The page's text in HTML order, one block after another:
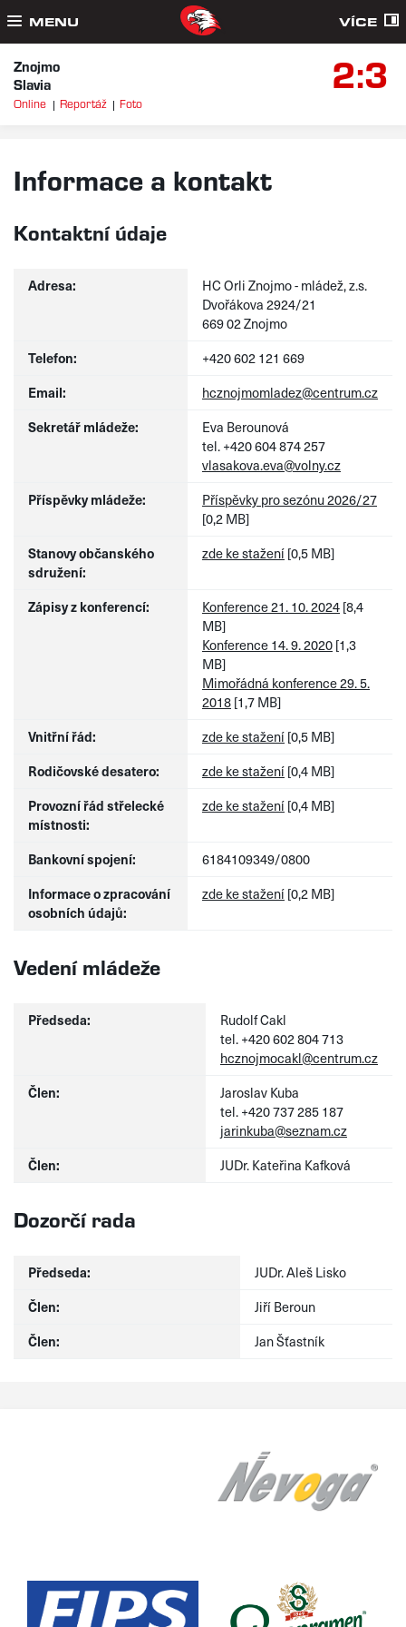
MENU VÍCE
Znojmo
Slavia
2:3
Online Reportáž Foto
Informace a kontakt
Kontaktní údaje
Adresa:
HC Orli Znojmo - mládež, z.s.
Dvořákova 2924/21
669 02 Znojmo
Telefon:
+420 602 121 669
Email:
hcznojmomladez@centrum.cz
Sekretář mládeže:
Eva Berounová
tel. +420 604 874 257
vlasakova.eva@volny.cz
Příspěvky mládeže:
Příspěvky pro sezónu 2026/27
[0,2 MB]
Stanovy občanského
sdružení:
zde ke stažení[0,5 MB]
Zápisy z konferencí: Konference 21. 10. 2024[8,4
MB]
Konference 14. 9. 2020[1,3
MB]
Mimořádná konference 29. 5.
2018[1,7 MB]
Vnitřní řád:
zde ke stažení[0,5 MB]
Rodičovské desatero:
zde ke stažení[0,4 MB]
Provozní řád střelecké
místnosti:
zde ke stažení[0,4 MB]
Bankovní spojení:
6184109349/0800
Informace o zpracování
osobních údajů:
zde ke stažení[0,2 MB]
Vedení mládeže
Předseda:
Rudolf Cakl
tel. +420 602 804 713
hcznojmocakl@centrum.cz
Člen:
Jaroslav Kuba
tel. +420 737 285 187
jarinkuba@seznam.cz
Člen:
JUDr. Kateřina Kafková
Dozorčí rada
Předseda:
JUDr. Aleš Lisko
Člen:
Jiří Beroun
Člen:
Jan Šťastník